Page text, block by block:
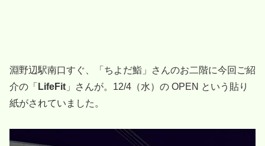
淵野辺駅南口すぐ、「ちよだ鮨」さんのお二階に今回ご紹
介の「 LifeFit 」さんが。12/4（水）の OPEN という貼り
紙がされていました。